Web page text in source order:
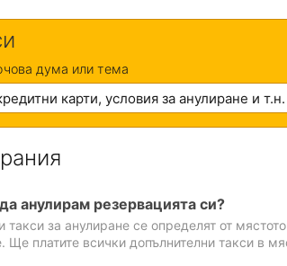
дума или тема
анулирам резервацията си?
такси за анулиране се определят от
Ще платите всички допълнителни такси в